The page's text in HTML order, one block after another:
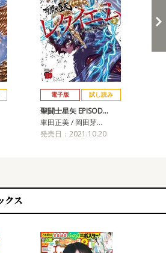
電子版 試し読み
聖闘士星矢 EPISOD…
車田正美 / 岡田芽…
発売日：2021.10.20